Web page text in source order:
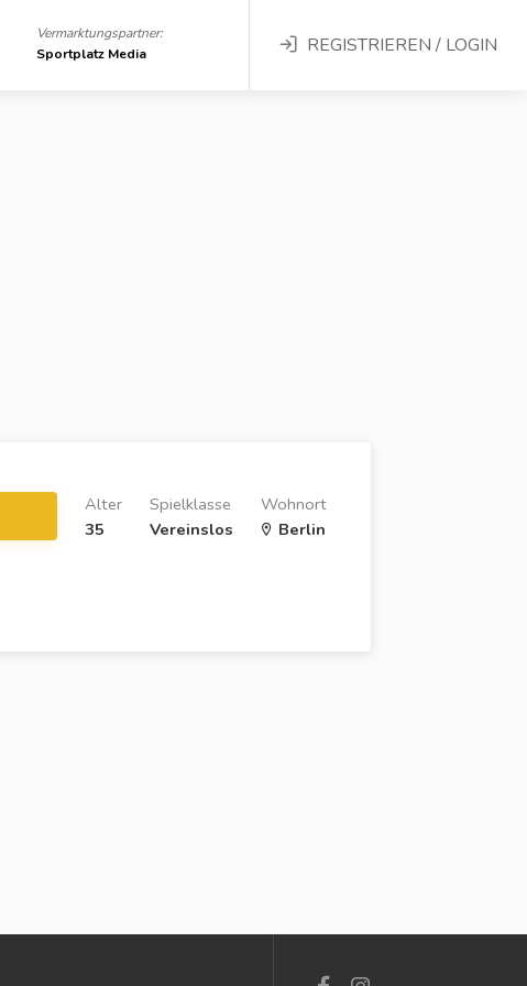
Vermarktungspartner:
Sportplatz Media
REGISTRIEREN / LOGIN
Wohnort
Berlin
Spielklasse
Vereinslos
Alter
35